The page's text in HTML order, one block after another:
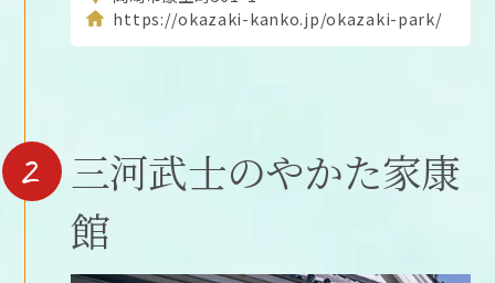
https://okazaki-kanko.jp/okazaki-park/
2
三河武士のやかた家康
館